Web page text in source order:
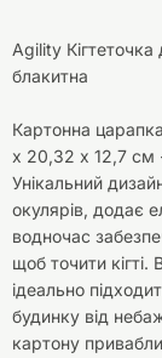
Agility
блакитна
Картонна
х 20,32 х 12,7 см
Унікальний
окулярів, додає
водночас
щоб точити
ідеально
будинку від
картону